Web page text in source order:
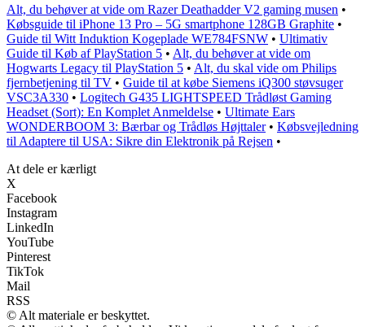
Alt, du behøver at vide om Razer Deathadder V2 gaming musen •
Købsguide til iPhone 13 Pro – 5G smartphone 128GB Graphite •
Guide til Witt Induktion Kogeplade WE784FSNW • Ultimativ
Guide til Køb af PlayStation 5 • Alt, du behøver at vide om
Hogwarts Legacy til PlayStation 5 • Alt, du skal vide om Philips
fjernbetjening til TV • Guide til at købe Siemens iQ300 støvsuger
VSC3A330 • Logitech G435 LIGHTSPEED Trådløst Gaming
Headset (Sort): En Komplet Anmeldelse • Ultimate Ears
WONDERBOOM 3: Bærbar og Trådløs Højttaler• Købsvejledning
til Adaptere til USA: Sikre din Elektronik på Rejsen •
At dele er kærligt
X
Facebook
Instagram
LinkedIn
YouTube
Pinterest
TikTok
Mail
RSS
© Alt materiale er beskyttet.